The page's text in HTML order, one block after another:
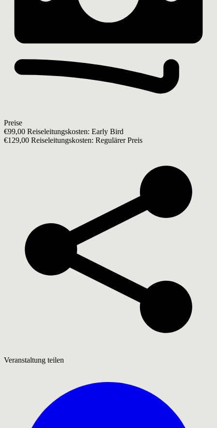
Preise
€99,00 Reiseleitungskosten: Early Bird
€129,00 Reiseleitungskosten: Regulärer Preis
Veranstaltung teilen